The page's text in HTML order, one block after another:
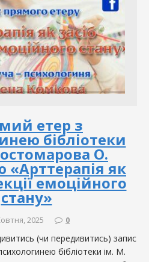
етер з
бібліотеки
О.
як
емоційного
стану»
2025 0
(чи передивитись) запис
бібліотеки ім. М.